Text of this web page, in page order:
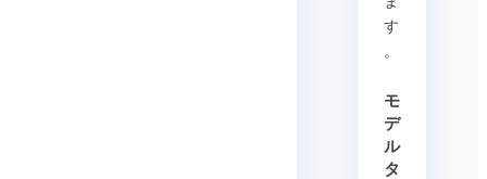
す
。
モ
デ
ル
タ